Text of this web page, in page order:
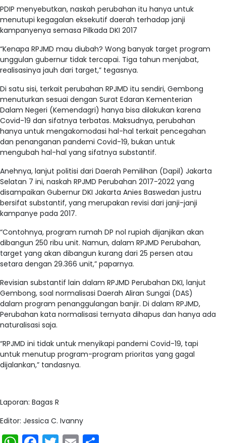
PDIP menyebutkan, naskah perubahan itu hanya untuk
menutupi kegagalan eksekutif daerah terhadap janji
kampanyenya semasa Pilkada DKI 2017
“Kenapa RPJMD mau diubah? Wong banyak target program
unggulan gubernur tidak tercapai. Tiga tahun menjabat,
realisasinya jauh dari target,” tegasnya.
Di satu sisi, terkait perubahan RPJMD itu sendiri, Gembong
menuturkan sesuai dengan Surat Edaran Kementerian
Dalam Negeri (Kemendagri) hanya bisa dilakukan karena
Covid-19 dan sifatnya terbatas. Maksudnya, perubahan
hanya untuk mengakomodasi hal-hal terkait pencegahan
dan penanganan pandemi Covid-19, bukan untuk
mengubah hal-hal yang sifatnya substantif.
Anehnya, lanjut politisi dari Daerah Pemilihan (Dapil) Jakarta
Selatan 7 ini, naskah RPJMD Perubahan 2017-2022 yang
disampaikan Gubernur DKI Jakarta Anies Baswedan justru
bersifat substantif, yang merupakan revisi dari janji-janji
kampanye pada 2017.
“Contohnya, program rumah DP nol rupiah dijanjikan akan
dibangun 250 ribu unit. Namun, dalam RPJMD Perubahan,
target yang akan dibangun kurang dari 25 persen atau
setara dengan 29.366 unit,” paparnya.
Revisian substantif lain dalam RPJMD Perubahan DKI, lanjut
Gembong, soal normalisasi Daerah Aliran Sungai (DAS)
dalam program penanggulangan banjir. Di dalam RPJMD,
Perubahan kata normalisasi ternyata dihapus dan hanya ada
naturalisasi saja.
“RPJMD ini tidak untuk menyikapi pandemi Covid-19, tapi
untuk menutup program-program prioritas yang gagal
dijalankan,” tandasnya.
Laporan: Bagas R
Editor: Jessica C. Ivanny